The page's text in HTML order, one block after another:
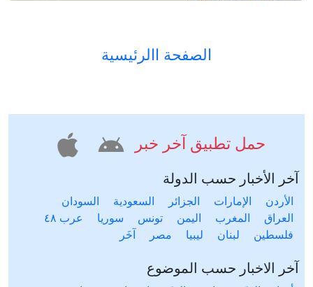
الصفحة االرئيسية
حمل تطبيق آخر خبر
آخر الأخبار حسب الدولة
الأردن الإمارات الجزائر السعودية
السودان
العراق
المغرب اليمن تونس سوريا
عرب ٤٨
فلسطين
لبنان ليبيا مصر آخَر
آخر الاخبار حسب الموضوع